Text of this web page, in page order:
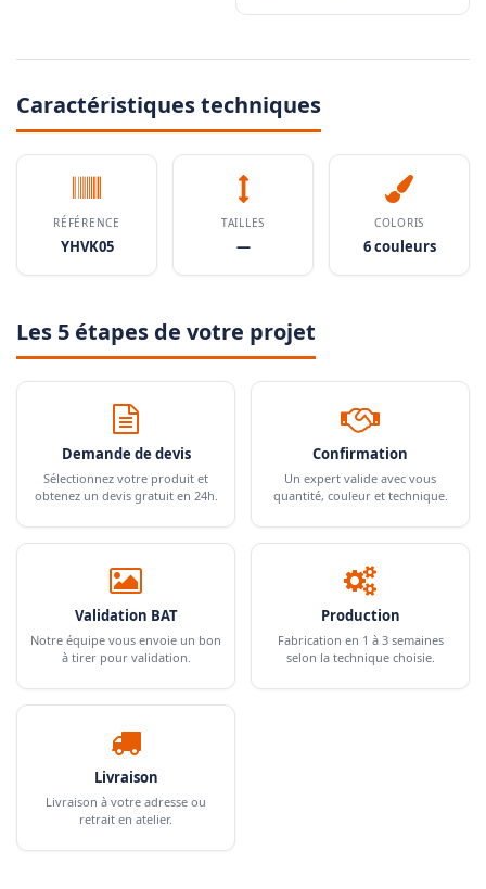
Caractéristiques techniques
RÉFÉRENCE
YHVK05
TAILLES
—
COLORIS
6 couleurs
Les 5 étapes de votre projet
Demande de devis
Sélectionnez votre produit et
obtenez un devis gratuit en 24h.
Confirmation
Un expert valide avec vous
quantité, couleur et technique.
Validation BAT
Notre équipe vous envoie un bon
à tirer pour validation.
Production
Fabrication en 1 à 3 semaines
selon la technique choisie.
Livraison
Livraison à votre adresse ou
retrait en atelier.